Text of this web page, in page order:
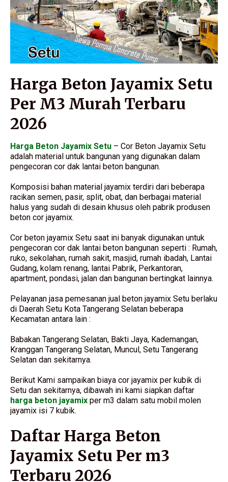
Harga Beton Jayamix Setu
Per M3 Murah Terbaru
2026
Harga Beton Jayamix Setu – Cor Beton Jayamix Setu
adalah material untuk bangunan yang digunakan dalam
pengecoran cor dak lantai beton bangunan.
Komposisi bahan material jayamix terdiri dari beberapa
racikan semen, pasir, split, obat, dan berbagai material
halus yang sudah di desain khusus oleh pabrik produsen
beton cor jayamix.
Cor beton jayamix Setu saat ini banyak digunakan untuk
pengecoran cor dak lantai beton bangunan seperti : Rumah,
ruko, sekolahan, rumah sakit, masjid, rumah ibadah, Lantai
Gudang, kolam renang, lantai Pabrik, Perkantoran,
apartment, pondasi, jalan dan bangunan bertingkat lainnya.
Pelayanan jasa pemesanan jual beton jayamix Setu berlaku
di Daerah Setu Kota Tangerang Selatan beberapa
Kecamatan antara lain :
Babakan Tangerang Selatan, Bakti Jaya, Kademangan,
Kranggan Tangerang Selatan, Muncul, Setu Tangerang
Selatan dan sekitarnya.
Berikut Kami sampaikan biaya cor jayamix per kubik di
Setu dan sekitarnya, dibawah ini kami siapkan daftar
harga beton jayamix per m3 dalam satu mobil molen
jayamix isi 7 kubik.
Daftar Harga Beton
Jayamix Setu Per m3
Terbaru 2026